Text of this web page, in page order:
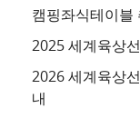
이
트
추
캠핑좌식테이블
2025 세계육상
2026 세계육상
내